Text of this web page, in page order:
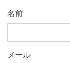
名前
メール